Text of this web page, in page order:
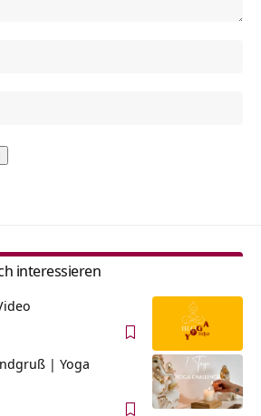
interessieren
| Yoga